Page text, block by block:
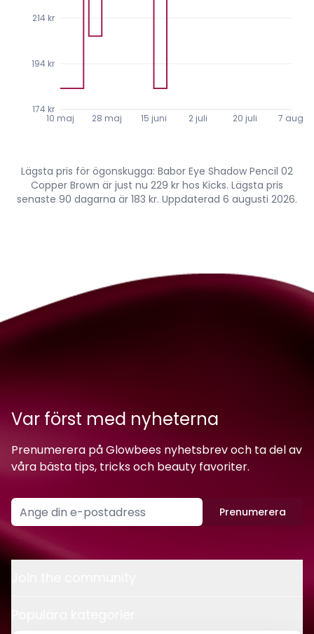
10 maj 28 maj 15 juni 2 juli 20 juli 7 aug.
174 kr
194 kr
214 kr
Lägsta pris för ögonskugga: Babor Eye Shadow Pencil 02
Copper Brown är just nu 229 kr hos Kicks. Lägsta pris
senaste 90 dagarna är 183 kr. Uppdaterad 6 augusti 2026.
Var först med nyheterna
Prenumerera på Glowbees nyhetsbrev och ta del av
våra bästa tips, tricks och beauty favoriter.
Prenumerera